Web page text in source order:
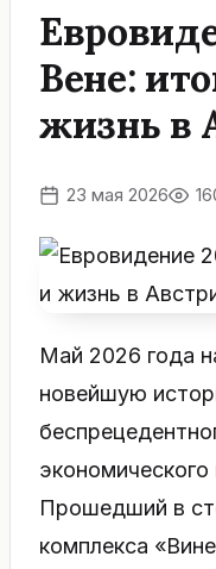
Вене:
жизнь в
23 мая 2026
Май 2026 года
новейшую
Прошедший в
комплекса